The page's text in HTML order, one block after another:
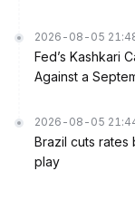
2026-08-05
Fed’s Kashkari
Against a
2026-08-05
Brazil cuts
play